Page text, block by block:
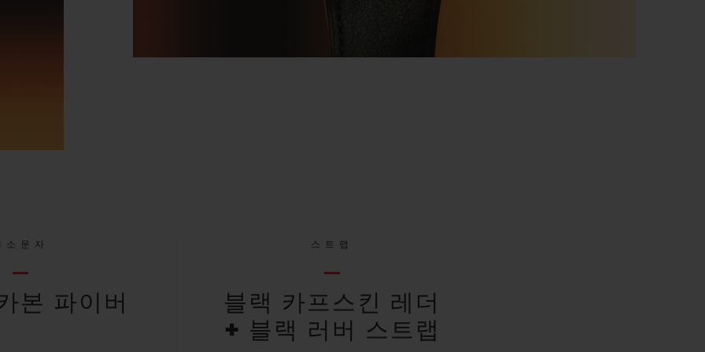
소문자
본 파이버
스트랩
블랙 카프스킨 레더
+ 블랙 러버 스트랩